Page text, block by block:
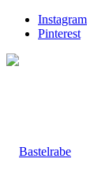
Instagram
Pinterest